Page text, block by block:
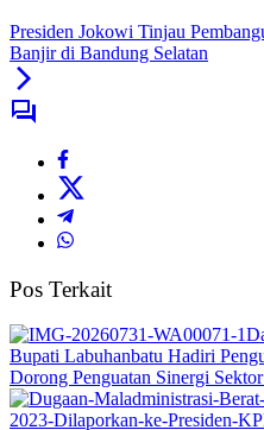
Presiden Jokowi Tinjau
Banjir di Bandung Selatan
Pos Terkait
Bupati Labuhanbatu Hadiri
Dorong Penguatan Sinergi